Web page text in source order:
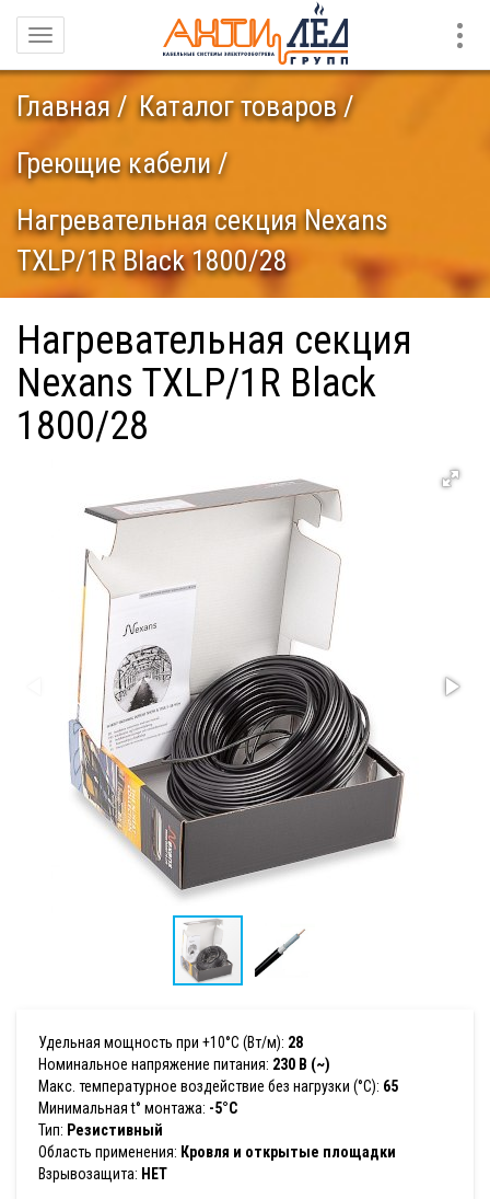
Навигация
Главная
Каталог товаров
Греющие кабели
Нагревательная секция Nexans
TXLP/1R Black 1800/28
Нагревательная секция
Nexans TXLP/1R Black
1800/28
Удельная мощность при +10°С (Вт/м): 28
Номинальное напряжение питания: 230 В (~)
Макс. температурное воздействие без нагрузки (°С): 65
Минимальная t° монтажа: -5°С
Тип: Резистивный
Область применения: Кровля и открытые площадки
Взрывозащита: НЕТ